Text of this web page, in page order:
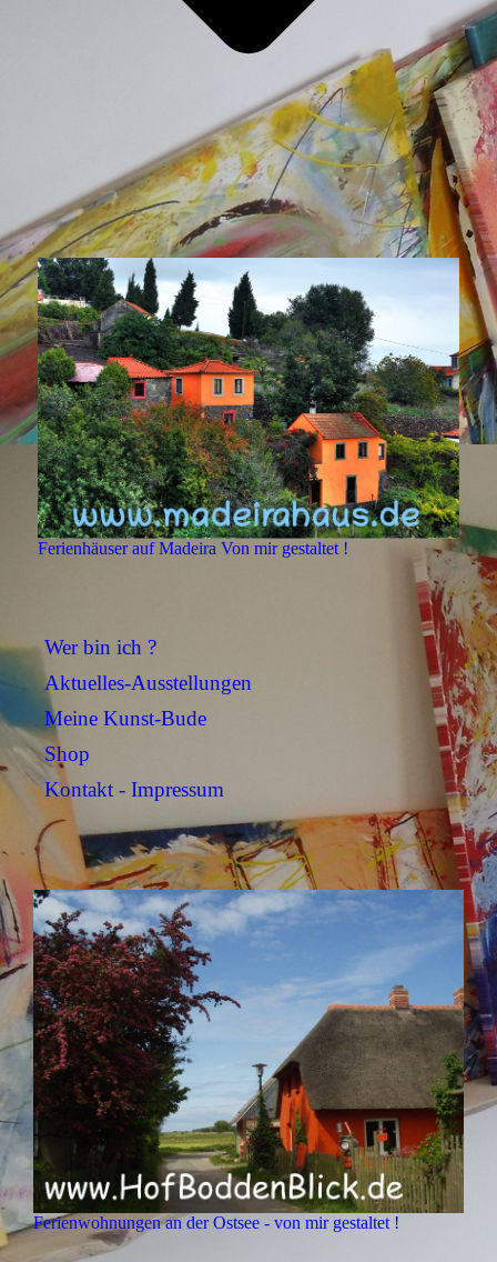
Ferienhäuser auf Madeira Von mir gestaltet !
Wer bin ich ?
Aktuelles-Ausstellungen
Meine Kunst-Bude
Shop
Kontakt - Impressum
Ferienwohnungen an der Ostsee - von mir gestaltet !